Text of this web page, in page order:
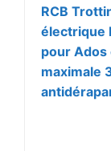
RCB
électrique
pour
maximale